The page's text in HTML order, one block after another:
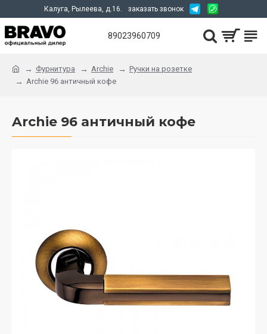
Калуга, Рылеева, д.16. заказать звонок
89023960709
Фурнитура Archie
Ручки на розетке
Archie 96 античный кофе
Archie 96 античный кофе